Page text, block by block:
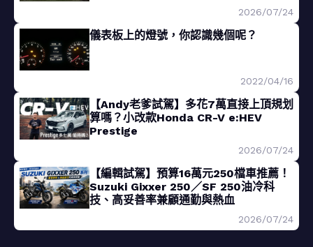
2026/07/24
儀表板上的燈號，你認識幾個呢？
2022/04/16
【Andy老爹試駕】多花7萬直接上頂規划
算嗎？小改款Honda CR-V e:HEV
Prestige
2026/07/24
【編輯試駕】預算16萬元250檔車推薦！
Suzuki Gixxer 250／SF 250油冷科
技、高妥善率兼顧通勤與熱血
2026/07/24